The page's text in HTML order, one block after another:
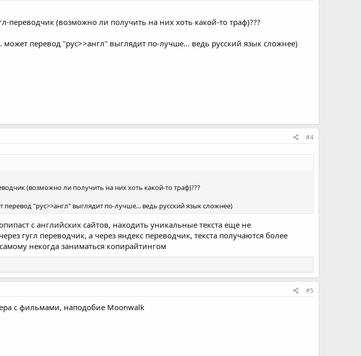
переводчик (возможно ли получить на них хоть какой-то траф)???
может перевод "рус>>англ" выглядит по-лучше... ведь русский язык сложнее)
#4
(возможно ли получить на них хоть какой-то траф)???
"рус>>англ" выглядит по-лучше... ведь русский язык сложнее)
с английских сайтов, находить уникальные текста еще не
гугл переводчик, а через яндекс переводчик, текста получаются более
некогда заниматься копирайтингом
#5
с фильмами, наподобие Moonwalk